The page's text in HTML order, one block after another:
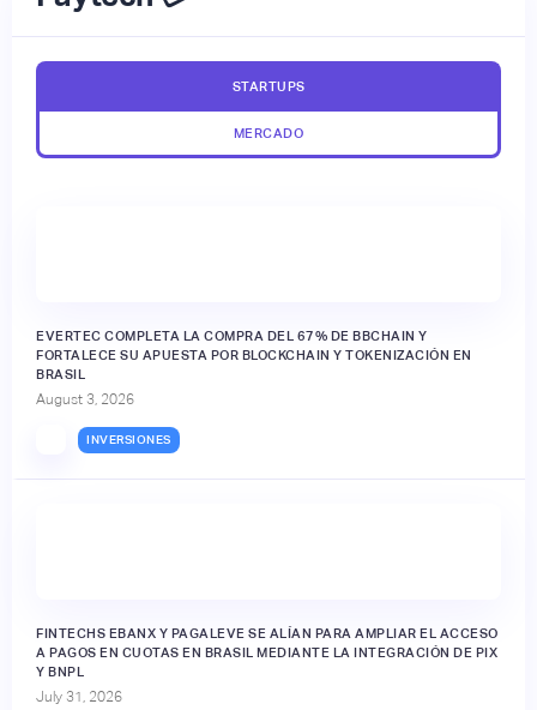
STARTUPS
MERCADO
EVERTEC COMPLETA LA COMPRA DEL 67% DE BBCHAIN Y
FORTALECE SU APUESTA POR BLOCKCHAIN Y TOKENIZACIÓN EN
BRASIL
August 3, 2026
INVERSIONES
FINTECHS EBANX Y PAGALEVE SE ALÍAN PARA AMPLIAR EL ACCESO
A PAGOS EN CUOTAS EN BRASIL MEDIANTE LA INTEGRACIÓN DE PIX
Y BNPL
July 31, 2026